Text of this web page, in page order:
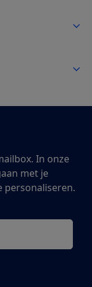
In onze
met je
personaliseren.